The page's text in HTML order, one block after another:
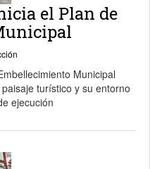
el Plan de
Municipal
turístico y su entorno
ejecución